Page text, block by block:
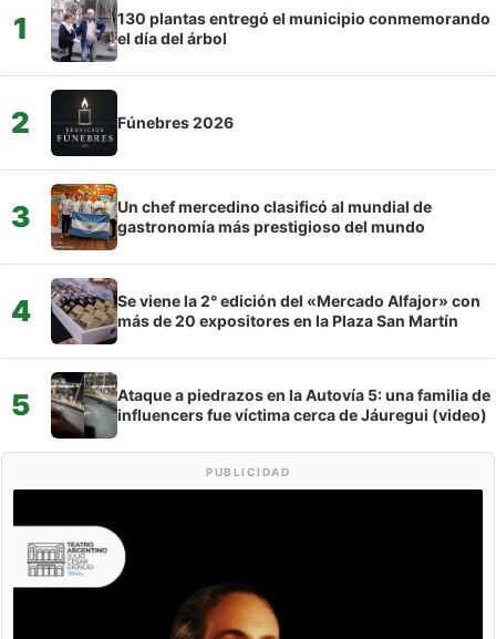
1
130 plantas entregó el municipio conmemorando
el día del árbol
2 Fúnebres 2026
3
Un chef mercedino clasificó al mundial de
gastronomía más prestigioso del mundo
4
Se viene la 2° edición del «Mercado Alfajor» con
más de 20 expositores en la Plaza San Martín
5
Ataque a piedrazos en la Autovía 5: una familia de
influencers fue víctima cerca de Jáuregui (video)
PUBLICIDAD